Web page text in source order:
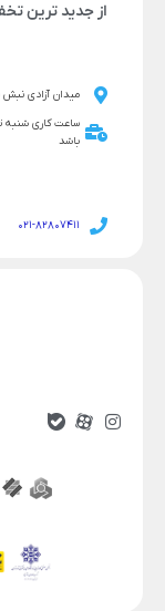
از جدید ترین
میدان آزادی نبش
باشد
021-82807411